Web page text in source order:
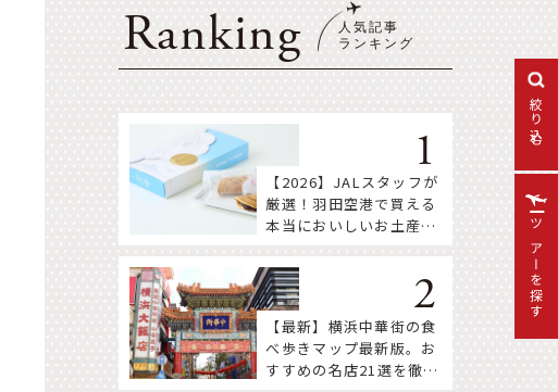
絞り込む
Ranking
【2026】JALスタッフが
厳選！羽田空港で買える
本当においしいお土産18
【最新】横浜中華街の食
べ歩きマップ最新版。お
すすめの名店21選を徹底
ツアーを探す